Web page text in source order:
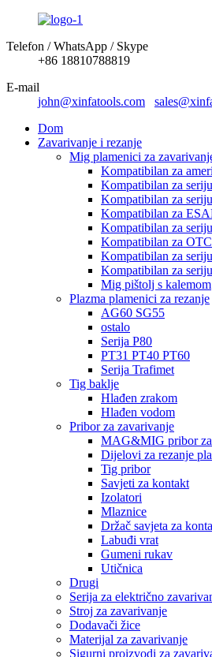
Telefon / WhatsApp / Skype
+86 18810788819
E-mail
john@xinfatools.com
Dom
Zavarivanje i rezanje
Mig plamenici za
Kompatibilan za
Kompatibilan za
Kompatibilan za
Kompatibilan za
Kompatibilan za
Kompatibilan za
Kompatibilan za
Kompatibilan za
Mig pištolj s kalemom
Plazma plamenici za rezanje
AG60 SG55
ostalo
Serija P80
PT31 PT40 PT60
Serija Trafimet
Tig baklje
Hlađen zrakom
Hlađen vodom
Pribor za zavarivanje
MAG&MIG pribor za
Dijelovi za rezanje
Tig pribor
Savjeti za kontakt
Izolatori
Mlaznice
Držač savjeta za
Labuđi vrat
Gumeni rukav
Utičnica
Drugi
Serija za električno
Stroj za zavarivanje
Dodavači žice
Materijal za zavarivanje
Sigurni proizvodi za